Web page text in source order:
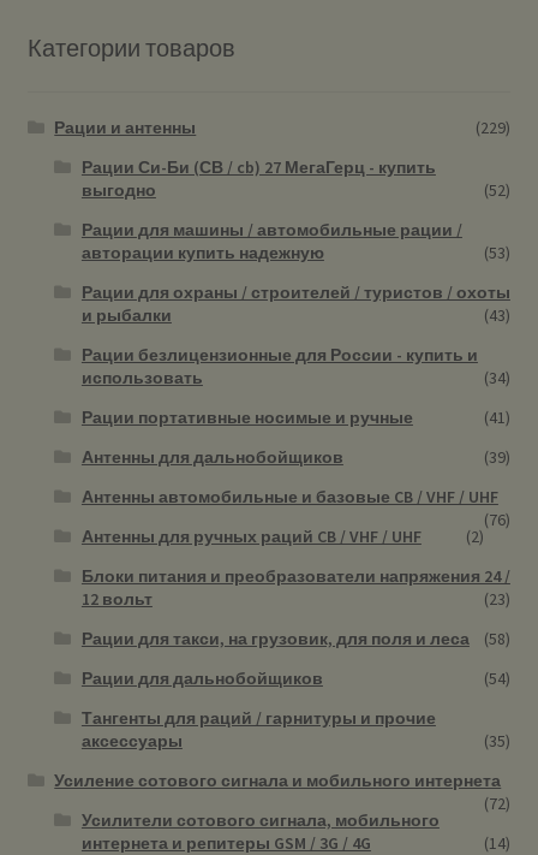
Категории товаров
Рации и антенны
(229)
Рации Си-Би (СВ / cb) 27 МегаГерц - купить
выгодно
(52)
Рации для машины / автомобильные рации /
авторации купить надежную
(53)
Рации для охраны / строителей / туристов / охоты
и рыбалки
(43)
Рации безлицензионные для России - купить и
использовать
(34)
Рации портативные носимые и ручные
(41)
Антенны для дальнобойщиков
(39)
Антенны автомобильные и базовые CB / VHF / UHF
(76)
Антенны для ручных раций CB / VHF / UHF
(2)
Блоки питания и преобразователи напряжения 24 /
12 вольт
(23)
Рации для такси, на грузовик, для поля и леса
(58)
Рации для дальнобойщиков
(54)
Тангенты для раций / гарнитуры и прочие
аксессуары
(35)
Усиление сотового сигнала и мобильного интернета
(72)
Усилители сотового сигнала, мобильного
интернета и репитеры GSM / 3G / 4G
(14)